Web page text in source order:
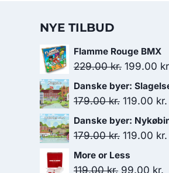
NYE TILBUD
Flamme Rouge BMX
229.00kr. Den
pris
229.00
199.00
Danske byer:
179.00kr. Den
pris
179.00 kr..
119.00 kr.
Danske byer:
179.00kr. Den
oprindelige
pris
119.00 kr.
More or Less
119.00kr. Den
99.00 kr.